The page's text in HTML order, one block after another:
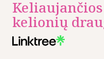
kelionių